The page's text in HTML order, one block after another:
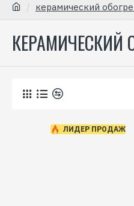
керамический
КЕРАМИЧЕСКИЙ
ЛИДЕР ПРОДАЖ